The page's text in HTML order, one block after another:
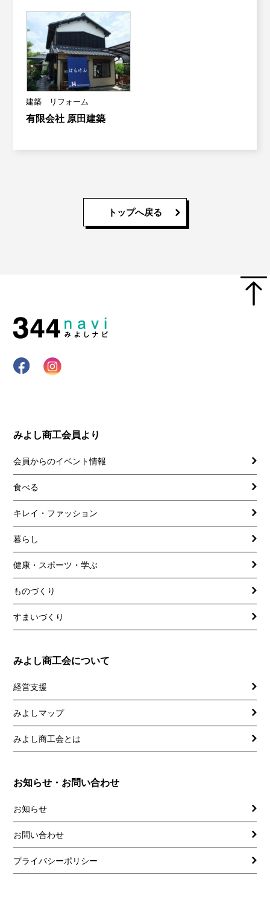
建築 リフォーム
有限会社 原田建築
トップへ戻る
みよし商工会員より
会員からのイベント情報
食べる
キレイ・ファッション
暮らし
健康・スポーツ・学ぶ
ものづくり
すまいづくり
みよし商工会について
経営支援
講習会
記帳相談指導
労働保険事務委託
設備・運転資金の相談
優良従業員表彰
火災共済制度
みよしマップ
みよし商工会とは
お知らせ・お問い合わせ
お知らせ
お問い合わせ
プライバシーポリシー